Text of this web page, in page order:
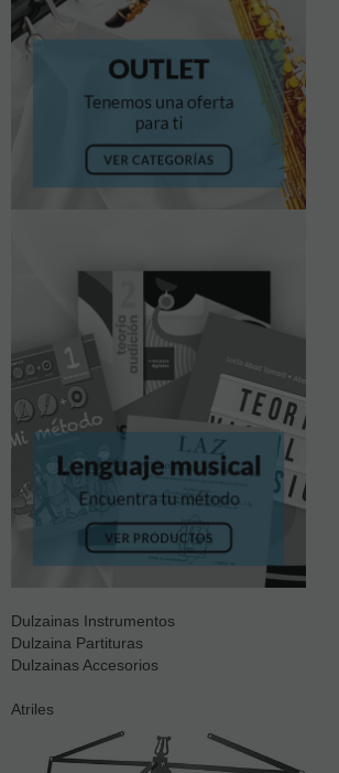
Dulzainas Instrumentos
Dulzaina Partituras
Dulzainas Accesorios
Atriles